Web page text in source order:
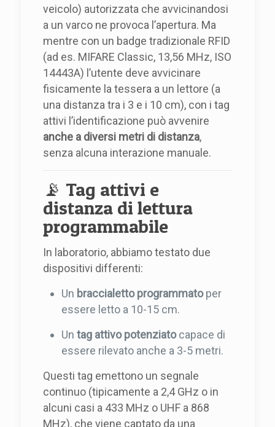
veicolo) autorizzata che avvicinandosi
a un varco ne provoca l’apertura. Ma
mentre con un badge tradizionale RFID
(ad es. MIFARE Classic, 13,56 MHz, ISO
14443A) l’utente deve avvicinare
fisicamente la tessera a un lettore (a
una distanza tra i 3 e i 10 cm), con i tag
attivi l’identificazione può avvenire
anche a diversi metri di distanza,
senza alcuna interazione manuale.
📡 Tag attivi e
distanza di lettura
programmabile
In laboratorio, abbiamo testato due
dispositivi differenti:
Un braccialetto programmatoper
essere letto a 10-15 cm.
Untag attivo potenziatocapace di
essere rilevato anche a 3-5 metri.
Questi tag emettono un segnale
continuo (tipicamente a 2,4 GHz o in
alcuni casi a 433 MHz o UHF a 868
MHz), che viene captato da una